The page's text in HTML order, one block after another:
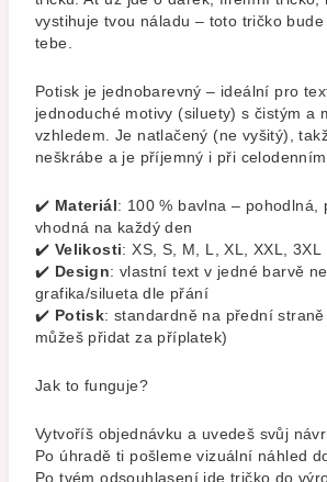
vystihuje tvou náladu – toto tričko
tebe.
Potisk je jednobarevný – ideální pro
jednoduché motivy (siluety) s čistým a
vzhledem. Je natlačený (ne vyšitý),
neškrábe a je příjemný i při celodenním
✔️ Materiál: 100 % bavlna – pohodlná,
vhodná na každý den
✔️ Velikosti: XS, S, M, L, XL, XXL, 3XL
✔️ Design: vlastní text v jedné barvě
grafika/silueta dle přání
✔️ Potisk: standardně na přední
můžeš přidat za příplatek)
Jak to funguje?
Vytvoříš objednávku a uvedeš svůj
Po úhradě ti pošleme vizuální náhled
Po tvém odsouhlasení jde tričko do